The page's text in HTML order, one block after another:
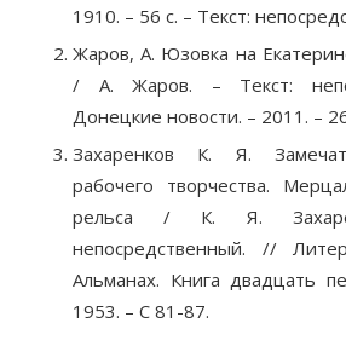
1910. – 56 с. – Текст:
Жаров, А. Юзовка на
/ А. Жаров. – Текст:
Донецкие новости. – 2011. –
Захаренков К. Я.
рабочего творчества.
рельса / К. Я.
непосредственный. //
Альманах. Книга двадцать
1953. – С 81-87.